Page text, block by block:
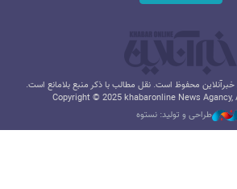
محفوظ است. نقل مطالب با ذکر منبع بلامانع است.
Copyright © 2025 khabaronline News
طراحی و تولید: نستوه